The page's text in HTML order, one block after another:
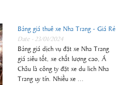
Bảng giá thuê xe Nha Trang - Giá Rẻ
Date - 23/01/2024
Bảng giá dịch vụ đặt xe Nha Trang
giá siêu tốt, xe chất lượng cao, Á
Châu là công ty đặt xe du lich Nha
Trang uy tín. Nhiều xe ...